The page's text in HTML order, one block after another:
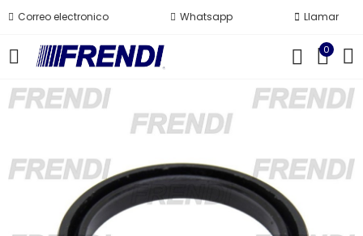
Correo electronico Whatsapp Llamar
0